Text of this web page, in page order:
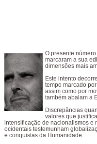
O presente
marcaram a sua
dimensões mais
Este intento
tempo marcado
assim como por
também abalam a
Discrepâncias
valores que
intensificação de nacionalismos e
ocidentais testemunham
e conquistas da Humanidade.